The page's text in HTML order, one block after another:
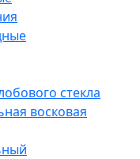
стекла
восковая